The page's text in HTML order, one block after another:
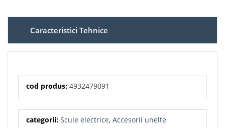
Caracteristici Tehnice
cod produs: 4932479091
categorii: Scule electrice, Accesorii unelte